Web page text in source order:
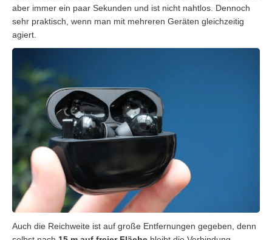
aber immer ein paar Sekunden und ist nicht nahtlos. Dennoch
sehr praktisch, wenn man mit mehreren Geräten gleichzeitig
agiert.
Auch die Reichweite ist auf große Entfernungen gegeben, denn